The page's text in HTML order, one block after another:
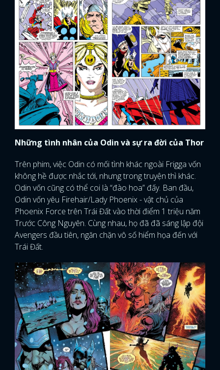
Những tình nhân của Odin và sự ra đời của Thor
Trên phim, việc Odin có mối tình khác ngoài Frigga vốn
không hề được nhắc tới, nhưng trong truyện thì khác.
Odin vốn cũng có thể coi là “đào hoa” đấy. Ban đầu,
Odin vốn yêu Firehair/Lady Phoenix - vật chủ của
Phoenix Force trên Trái Đất vào thời điểm 1 triệu năm
Trước Công Nguyên. Cùng nhau, họ đã đã sáng lập đội
Avengers đầu tiên, ngăn chặn vô số hiểm họa đến với
Trái Đất.